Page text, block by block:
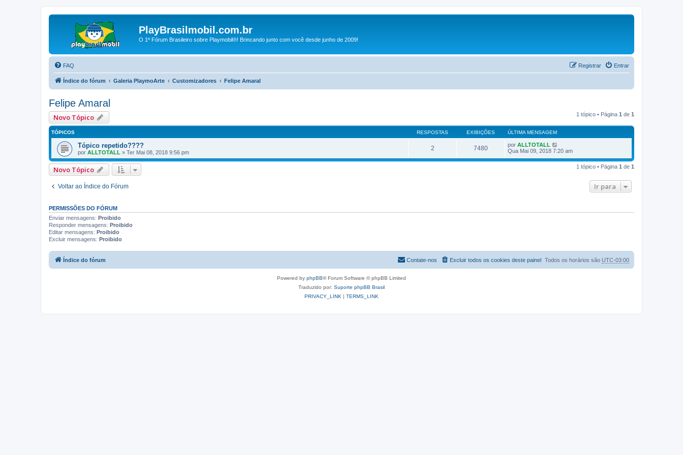
PlayBrasilmobil.com.br
O 1º Fórum Brasileiro sobre Playmobil®! Brincando junto com você desde junho de 2009!
FAQ Entrar
Registrar
Índice do fórum Galeria PlaymoArte Customizadores Felipe Amaral
Felipe Amaral
Novo Tópico 1 tópico • Página 1 de 1
TÓPICOS RESPOSTAS EXIBIÇÕES ÚLTIMA MENSAGEM
Tópico repetido????
por ALLTOTALL » Ter Mai 08, 2018 9:56 pm
2 7480 por ALLTOTALL
Qua Mai 09, 2018 7:20 am
Novo Tópico 1 tópico • Página 1 de 1
Voltar ao Índice do Fórum Ir para
PERMISSÕES DO FÓRUM
Enviar mensagens: Proibido
Responder mensagens: Proibido
Editar mensagens: Proibido
Excluir mensagens: Proibido
Índice do fórum Todos os horários são UTC-03:00
Excluir todos os cookies deste painel
Contate-nos
Powered by phpBB® Forum Software © phpBB Limited
Traduzido por: Suporte phpBB Brasil
PRIVACY_LINK | TERMS_LINK